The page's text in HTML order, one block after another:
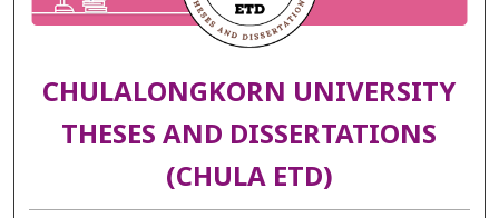
CHULALONGKORN UNIVERSITY
THESES AND DISSERTATIONS
(CHULA ETD)